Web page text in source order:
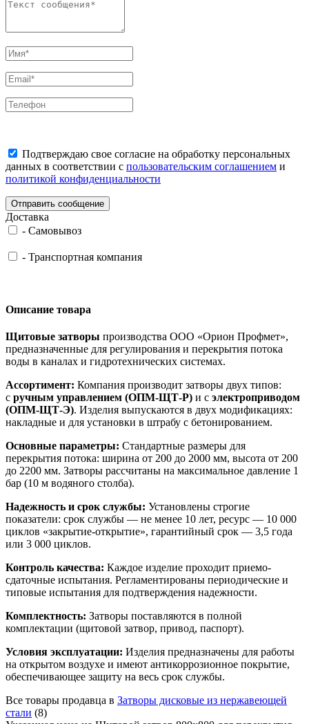
Подтверждаю свое согласие на обработку персональных
данных в соответствии с пользовательским соглашением и
политикой конфиденциальности
Отправить сообщение
Доставка
- Самовывоз
- Транспортная компания
Описание товара
Щитовые затворы производства ООО «Орион Профмет»,
предназначенные для регулирования и перекрытия потока
воды в каналах и гидротехнических системах.
Ассортимент: Компания производит затворы двух типов:
с ручным управлением (ОПМ-ЩТ-Р) и с электроприводом
(ОПМ-ЩТ-Э). Изделия выпускаются в двух модификациях:
накладные и для установки в штрабу с бетонированием.
Основные параметры: Стандартные размеры для
перекрытия потока: ширина от 200 до 2000 мм, высота от 200
до 2200 мм. Затворы рассчитаны на максимальное давление 1
бар (10 м водяного столба).
Надежность и срок службы: Установлены строгие
показатели: срок службы — не менее 10 лет, ресурс — 10 000
циклов «закрытие-открытие», гарантийный срок — 3,5 года
или 3 000 циклов.
Контроль качества: Каждое изделие проходит приемо-
сдаточные испытания. Регламентированы периодические и
типовые испытания для подтверждения надежности.
Комплектность: Затворы поставляются в полной
комплектации (щитовой затвор, привод, паспорт).
Условия эксплуатации: Изделия предназначены для работы
на открытом воздухе и имеют антикоррозионное покрытие,
обеспечивающее защиту на весь срок службы.
Все товары продавца в Затворы дисковые из нержавеющей
стали (8)